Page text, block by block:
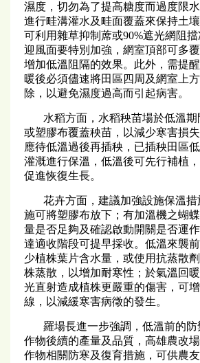
濕度，切勿為了提高糖度而過度限
進行畦溝灌水及畦面覆蓋來保持土
可利用雜草抑制蓆或90%遮光網阻
迎風面要特別加強，網室頂部可多
增加低溫阻隔的效果。此外，需提
暖後必須儘速將田區四周及網室上
除，以避免濕度過高而引起病害。
水稻方面，水稻秧苗場於低溫期
或塑膠布覆蓋秧苗，以減少寒害損
應待低溫過後再插秧，已插秧田區
灌溉進行保溫，低溫後可先行補植
促進恢復生長。
花卉方面，建議加強設施保溫措
施可將塑膠布放下；有加溫機之蝴
量是否足夠及確認啟動開關是否運
達適收階段可提早採收。低溫來襲
少植株葉片含水量，或使用抗蒸散
株蒸散，以增加耐寒性；於氣溫回
光直射造成植株更嚴重的傷害，可
線，以減緩寒害病徵的發生。
羅場長進一步強調，低溫前的防
作物後續的產量及品質，高雄農改
作物相關防寒及復育措施，可供農